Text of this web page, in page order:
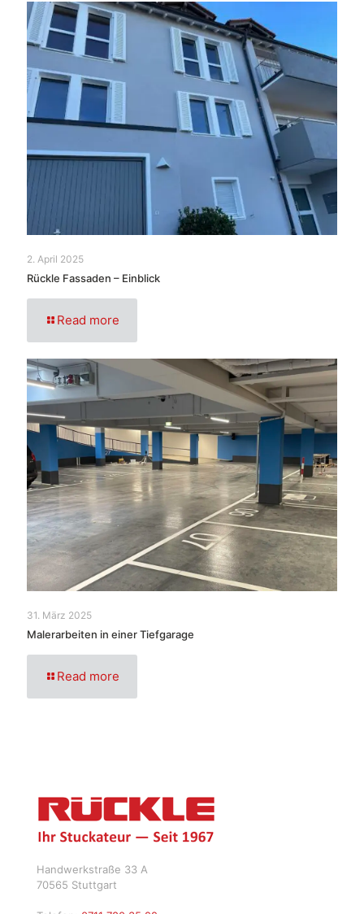
2. April 2025
Rückle Fassaden – Einblick
Read more
31. März 2025
Malerarbeiten in einer Tiefgarage
Read more
Handwerkstraße 33 A
70565 Stuttgart